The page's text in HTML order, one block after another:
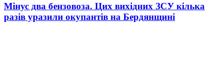
Мінус два бензовоза. Цих вихідних ЗСУ кілька
разів уразили окупантів на Бердянщині